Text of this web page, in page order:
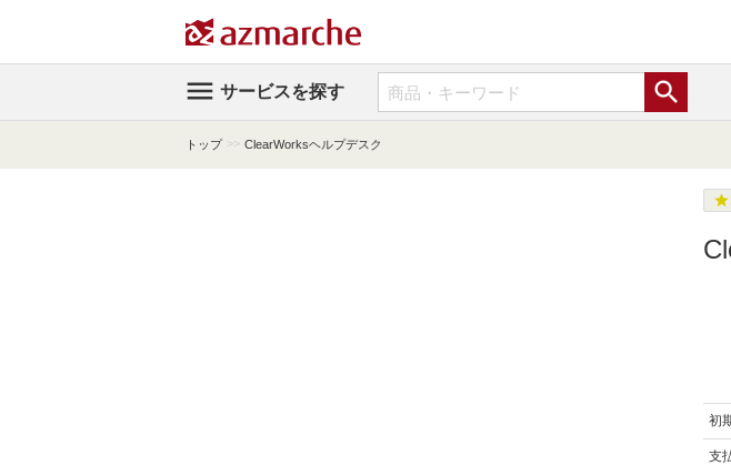
 サービスを探す 
トップ >> ClearWorksヘルプデスク

初
支